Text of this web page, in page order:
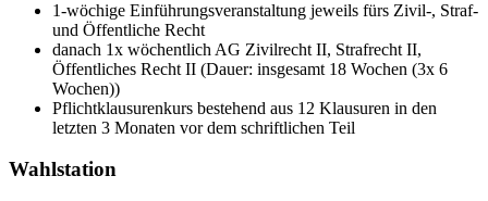
1-wöchige Einführungsveranstaltung jeweils fürs Zivil-, Straf-
und Öffentliche Recht
danach 1x wöchentlich AG Zivilrecht II, Strafrecht II,
Öffentliches Recht II (Dauer: insgesamt 18 Wochen (3x 6
Wochen))
Pflichtklausurenkurs bestehend aus 12 Klausuren in den
letzten 3 Monaten vor dem schriftlichen Teil
Wahlstation